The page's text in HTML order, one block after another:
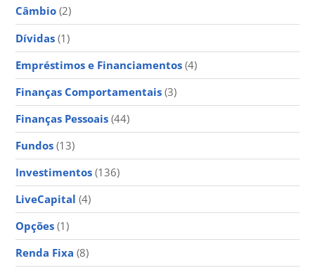
Câmbio (2)
Dívidas (1)
Empréstimos e Financiamentos (4)
Finanças Comportamentais (3)
Finanças Pessoais (44)
Fundos (13)
Investimentos (136)
LiveCapital (4)
Opções (1)
Renda Fixa (8)